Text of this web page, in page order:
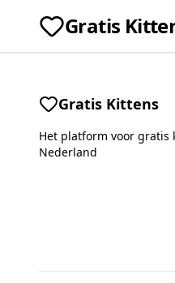
Gratis
Gratis Kittens
Het platform voor gratis
Nederland